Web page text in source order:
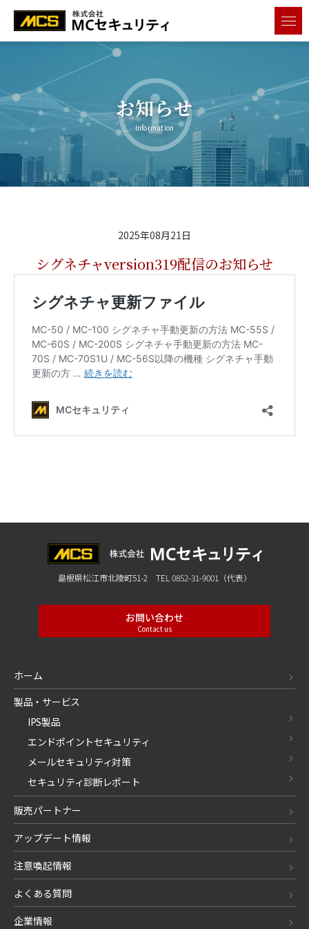
メニ
お知らせ
Information
2025年08月21日
シグネチャversion319配信のお知らせ
島根県松江市北陵町51-2 TEL 0852-31-9001（代表）
お問い合わせ
Contact us
ホーム
製品・サービス
IPS製品
エンドポイントセキュリティ
メールセキュリティ対策
セキュリティ診断レポート
販売パートナー
アップデート情報
注意喚起情報
よくある質問
企業情報